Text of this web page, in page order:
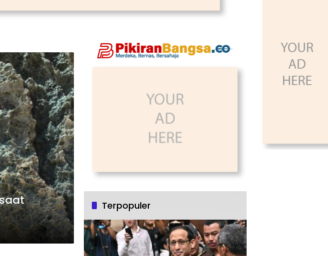
Terpopuler